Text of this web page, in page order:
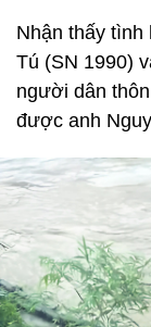
Nhận thấy tình
Tú (SN 1990)
người dân
được anh